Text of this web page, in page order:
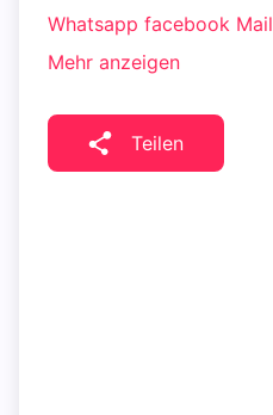
Whatsapp facebook Mail
Mehr anzeigen
Teilen